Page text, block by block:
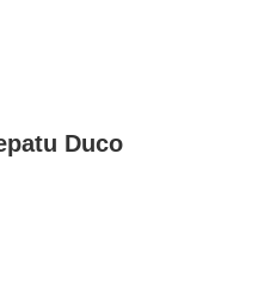
Duco